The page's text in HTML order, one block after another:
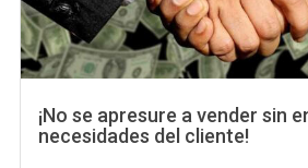
¡No se apresure a vender sin
necesidades del cliente!